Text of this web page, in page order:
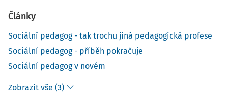
Články
Sociální pedagog - tak trochu jiná pedagogická profese
Sociální pedagog - příběh pokračuje
Sociální pedagog v novém
Zobrazit vše (3)